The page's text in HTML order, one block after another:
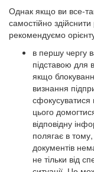
Однак якщо ви все-
самостійно
рекомендуємо
в першу чергу
підставою для
якщо
визнання
сфокусуватися
цього
відповідну
полягає в
документів
не тільки від